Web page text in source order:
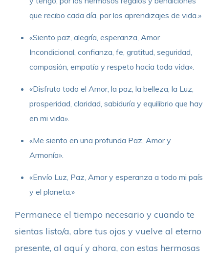
que recibo cada día, por los aprendizajes de vida.»
«Siento paz, alegría, esperanza, Amor
Incondicional, confianza, fe, gratitud, seguridad,
compasión, empatía y respeto hacia toda vida».
«Disfruto todo el Amor, la paz, la belleza, la Luz,
prosperidad, claridad, sabiduría y equilibrio que hay
en mi vida».
«Me siento en una profunda Paz, Amor y
Armonía».
«Envío Luz, Paz, Amor y esperanza a todo mi país
y el planeta.»
Permanece el tiempo necesario y cuando te
sientas listo/a, abre tus ojos y vuelve al eterno
presente, al aquí y ahora, con estas hermosas